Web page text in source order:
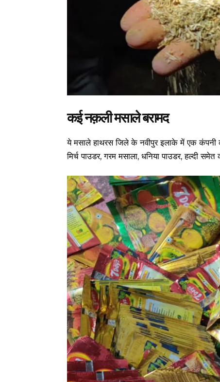
कई नक़ली मसाले बरामद
ये मसाले हाथरस जिले के नवीपुर इलाके में एक कंपनी
मिर्च पाउडर, गरम मसाला, धनिया पाउडर, हल्दी